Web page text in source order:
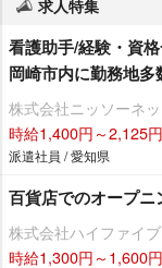
求人特集
看護助手/経験・資
岡崎市内に勤務地
株式会社ニッソーネッ
時給1,400円～2,125円
派遣社員 / 愛知県
百貨店でのオープ
株式会社ハイファイブ
時給1,300円～1,600円